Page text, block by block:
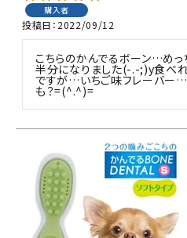
meeting_room ログイン
購入者
投稿日 2022/09/12
こちらのかんでるボーン…め
半分になりました(-.-;)y食べ
ですが…いちご味フレーバー
も？=(^.^)=